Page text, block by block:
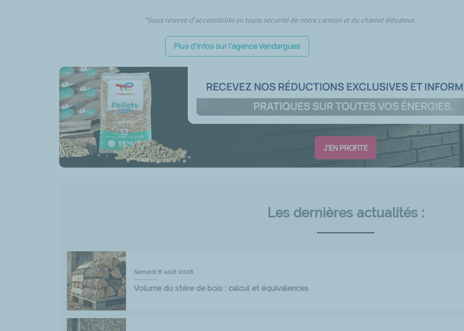
*Sous réserve d'accessibilité en toute sécurité de notre camion et du chariot élévateur.
Plus d'infos sur l'agence Vendargues
J'EN PROFITE
Les dernières actualités :
Samedi 8 août 2026
Volume du stère de bois : calcul et équivalences